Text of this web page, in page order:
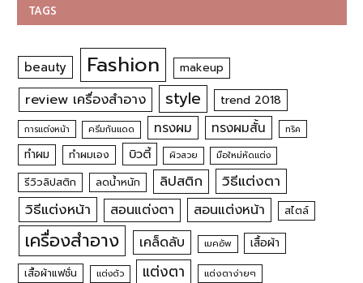
TAGS
beauty Fashion makeup
review เครื่องสำอาง style trend 2018
การแต่งหน้า ครีมกันแดด ทรงผม ทรงผมสั้น ทริค
ทำผม ทำผมเอง บิวตี้ ผิวสวย มือใหม่หัดแต่ง
รีวิวลิปสติก ลดน้ำหนัก ลิปสติก
วิธีแต่งตา
วิธีแต่งหน้า
สอนแต่งตา สอนแต่งหน้า สไตล์
เครื่องสำอาง เคล็ดลับ เมคอัพ เสื้อผ้า
เสื้อผ้าแฟชั่น แต่งตัว แต่งตา แต่งตาง่ายๆ